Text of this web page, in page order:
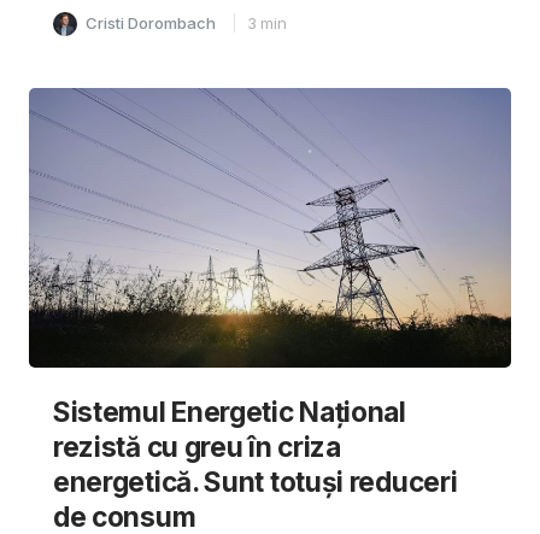
Cristi Dorombach 3 min
Sistemul Energetic Național
rezistă cu greu în criza
energetică. Sunt totuși reduceri
de consum